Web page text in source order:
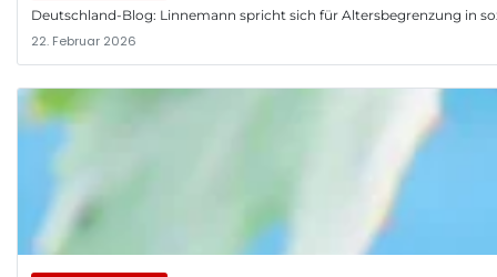
Deutschland-Blog: Linnemann spricht sich für Altersbegrenzung in
22. Februar 2026